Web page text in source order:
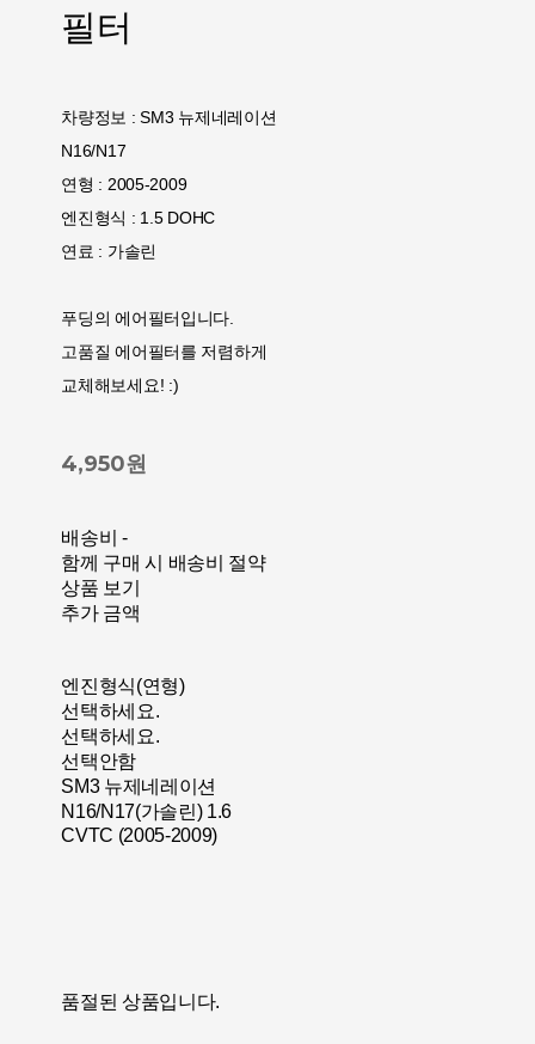
필터
차량정보 : SM3 뉴제네레이션
N16/N17
연형 : 2005-2009
엔진형식 : 1.5 DOHC
연료 : 가솔린
푸딩의 에어필터입니다.
고품질 에어필터를 저렴하게
교체해보세요! :)
4,950원
배송비 -
함께 구매 시 배송비 절약
상품 보기
추가 금액
엔진형식(연형)
선택하세요.
선택하세요.
선택안함
SM3 뉴제네레이션
N16/N17(가솔린) 1.6
CVTC (2005-2009)
품절된 상품입니다.